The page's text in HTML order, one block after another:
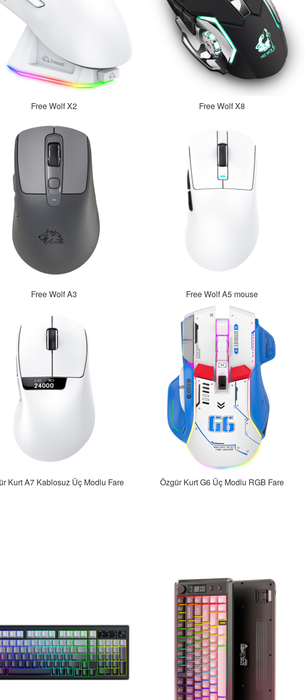
Free Wolf X2 Free Wolf X8
Free Wolf A3 Free Wolf A5 mouse
Kurt A7 Kablosuz Üç Modlu Fare Özgür Kurt G6 Üç Modlu RGB Fare